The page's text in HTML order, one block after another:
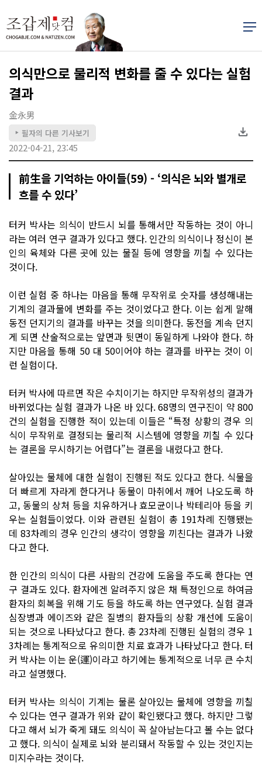
의식만으로 물리적 변화를 줄 수 있다는 실험
결과
金永男
▶ 필자의 다른 기사보기
2022-04-21, 23:45
前生을 기억하는 아이들(59) - ‘의식은 뇌와 별개로
흐를 수 있다’
터커 박사는 의식이 반드시 뇌를 통해서만 작동하는 것이 아니
라는 여러 연구 결과가 있다고 했다. 인간의 의식이나 정신이 본
인의 육체와 다른 곳에 있는 물질 등에 영향을 끼칠 수 있다는
것이다.
이런 실험 중 하나는 마음을 통해 무작위로 숫자를 생성해내는
기계의 결과물에 변화를 주는 것이었다고 한다. 이는 쉽게 말해
동전 던지기의 결과를 바꾸는 것을 의미한다. 동전을 계속 던지
게 되면 산술적으로는 앞면과 뒷면이 동일하게 나와야 한다. 하
지만 마음을 통해 50 대 50이어야 하는 결과를 바꾸는 것이 이
런 실험이다.
터커 박사에 따르면 작은 수치이기는 하지만 무작위성의 결과가
바뀌었다는 실험 결과가 나온 바 있다. 68명의 연구진이 약 800
건의 실험을 진행한 적이 있는데 이들은 “특정 상황의 경우 의
식이 무작위로 결정되는 물리적 시스템에 영향을 끼칠 수 있다
는 결론을 무시하기는 어렵다”는 결론을 내렸다고 한다.
살아있는 물체에 대한 실험이 진행된 적도 있다고 한다. 식물을
더 빠르게 자라게 한다거나 동물이 마취에서 깨어 나오도록 하
고, 동물의 상처 등을 치유하거나 효모균이나 박테리아 등을 키
우는 실험들이었다. 이와 관련된 실험이 총 191차례 진행됐는
데 83차례의 경우 인간의 생각이 영향을 끼친다는 결과가 나왔
다고 한다.
한 인간의 의식이 다른 사람의 건강에 도움을 주도록 한다는 연
구 결과도 있다. 환자에겐 알려주지 않은 채 특정인으로 하여금
환자의 회복을 위해 기도 등을 하도록 하는 연구였다. 실험 결과
심장병과 에이즈와 같은 질병의 환자들의 상황 개선에 도움이
되는 것으로 나타났다고 한다. 총 23차례 진행된 실험의 경우 1
3차례는 통계적으로 유의미한 치료 효과가 나타났다고 한다. 터
커 박사는 이는 운(運)이라고 하기에는 통계적으로 너무 큰 수치
라고 설명했다.
터커 박사는 의식이 기계는 물론 살아있는 물체에 영향을 끼칠
수 있다는 연구 결과가 위와 같이 확인됐다고 했다. 하지만 그렇
다고 해서 뇌가 죽게 돼도 의식이 꼭 살아남는다고 볼 수는 없다
고 했다. 의식이 실제로 뇌와 분리돼서 작동할 수 있는 것인지는
미지수라는 것이다.